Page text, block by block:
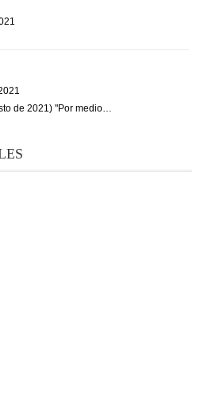
de 2021) "Por medio…